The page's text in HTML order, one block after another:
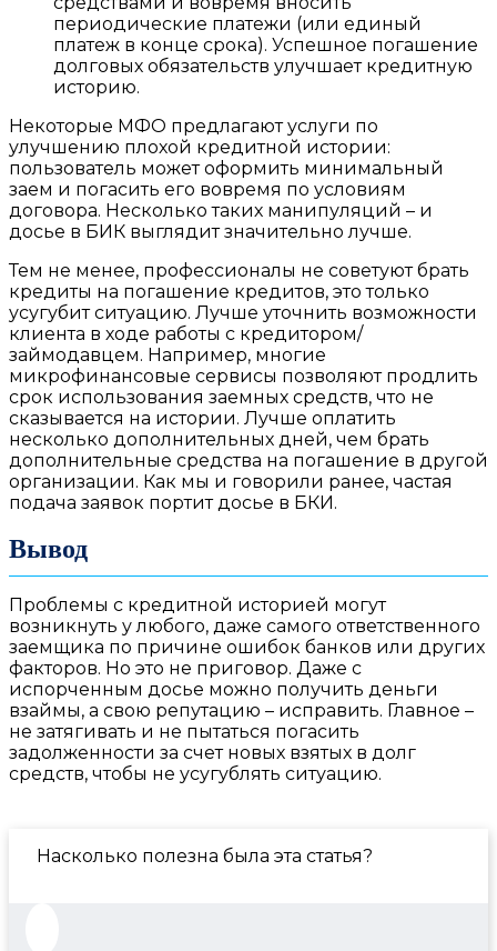
периодические платежи (или единый
платеж в конце срока). Успешное погашение
долговых обязательств улучшает кредитную
историю.
Некоторые МФО предлагают услуги по
улучшению плохой кредитной истории:
пользователь может оформить минимальный
заем и погасить его вовремя по условиям
договора. Несколько таких манипуляций – и
досье в БИК выглядит значительно лучше.
Тем не менее, профессионалы не советуют брать
кредиты на погашение кредитов, это только
усугубит ситуацию. Лучше уточнить возможности
клиента в ходе работы с кредитором/
займодавцем. Например, многие
микрофинансовые сервисы позволяют продлить
срок использования заемных средств, что не
сказывается на истории. Лучше оплатить
несколько дополнительных дней, чем брать
дополнительные средства на погашение в другой
организации. Как мы и говорили ранее, частая
подача заявок портит досье в БКИ.
Вывод
Проблемы с кредитной историей могут
возникнуть у любого, даже самого ответственного
заемщика по причине ошибок банков или других
факторов. Но это не приговор. Даже с
испорченным досье можно получить деньги
взаймы, а свою репутацию – исправить. Главное –
не затягивать и не пытаться погасить
задолженности за счет новых взятых в долг
средств, чтобы не усугублять ситуацию.
Насколько полезна была эта статья?